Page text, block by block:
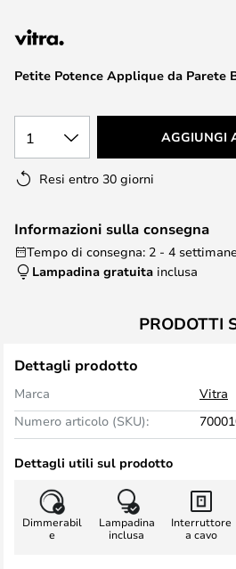
immagini
Petite Potence Applique da Parete
1 AGGIUNGI
Resi entro 30 giorni
Informazioni sulla consegna
Tempo di consegna: 2 - 4
Lampadina gratuita inclusa
PRODOTTI
Dettagli prodotto
Marca
Vitra
Numero articolo (SKU):
Dettagli utili sul prodotto
Dimmerabil
e
Lampadina
inclusa
Interruttore
a cavo